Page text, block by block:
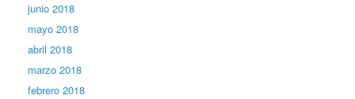
junio 2018
mayo 2018
abril 2018
marzo 2018
febrero 2018